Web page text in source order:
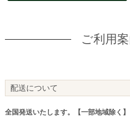
ご利用
配送について
全国発送いたします。【一部地域除く】